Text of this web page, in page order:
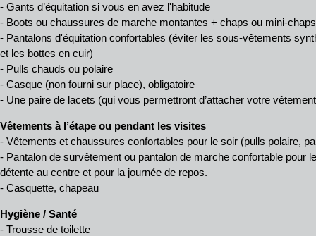
- Gants d’équitation si vous en avez l'habitude
- Boots ou chaussures de marche montantes + chaps ou mini-chaps
- Pantalons d'équitation confortables (éviter les sous-vêtements
et les bottes en cuir)
- Pulls chauds ou polaire
- Casque (non fourni sur place), obligatoire
- Une paire de lacets (qui vous permettront d’attacher votre
Vêtements à l’étape ou pendant les visites
- Vêtements et chaussures confortables pour le soir (pulls polaire,
- Pantalon de survêtement ou pantalon de marche confortable pour
détente au centre et pour la journée de repos.
- Casquette, chapeau
Hygiène / Santé
- Trousse de toilette